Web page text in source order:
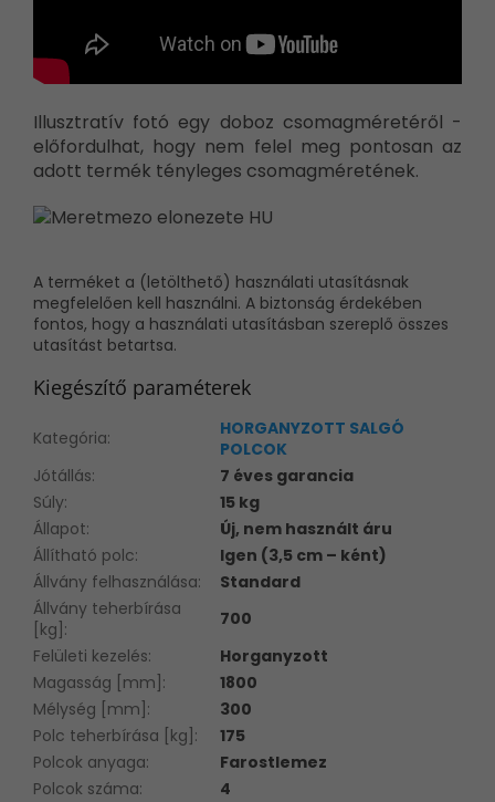
Illusztratív fotó egy doboz csomagméretéről -
előfordulhat, hogy nem felel meg pontosan az
adott termék tényleges csomagméretének.
A terméket a (letölthető) használati utasításnak
megfelelően kell használni. A biztonság érdekében
fontos, hogy a használati utasításban szereplő összes
utasítást betartsa.
Kiegészítő paraméterek
Kategória:
HORGANYZOTT SALGÓ
POLCOK
Jótállás:
7 éves garancia
Súly:
15 kg
Állapot:
Új, nem használt áru
Állítható polc:
Igen (3,5 cm – ként)
Állvány felhasználása:
Standard
Állvány teherbírása
[kg] :
700
Felületi kezelés:
Horganyzott
Magasság [mm] :
1800
Mélység [mm] :
300
Polc teherbírása [kg] :
175
Polcok anyaga:
Farostlemez
Polcok száma:
4